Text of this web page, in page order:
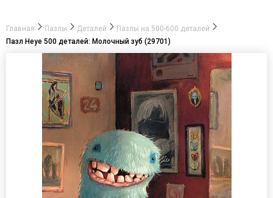
Главная Пазлы Деталей
Пазлы на 500-600 деталей
Пазл Heye 500 деталей: Молочный зуб (29701)